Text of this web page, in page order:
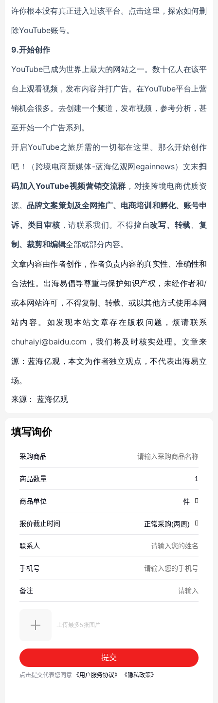
许你根本没有真正进入过该平台。点击这里，探索如何删
除YouTube账号。
9.开始创作
YouTube已成为世界上最大的网站之一。数十亿人在该平
台上观看视频，发布内容并打广告。在YouTube平台上营
销机会很多。去创建一个频道，发布视频，参考分析，甚
至开始一个广告系列。
开启YouTube之旅所需的一切都在这里。那么开始创作
吧！（跨境电商新媒体-蓝海亿观网egainnews）文末扫
码加入YouTube视频营销交流群 ，对接跨境电商优质资
源。品牌文案策划及全网推广、电商培训和孵化、账号申
诉、类目审核，请联系我们。不得擅自改写、转载、复
制、裁剪和编辑全部或部分内容。
文章内容由作者创作，作者负责内容的真实性、准确性和
合法性。出海易倡导尊重与保护知识产权，未经作者和/
或本网站许可，不得复制、转载、或以其他方式使用本网
站内容。如发现本站文章存在版权问题，烦请联系
chuhaiyi@baidu.com，我们将及时核实处理。文章来
源：蓝海亿观，本文为作者独立观点，不代表出海易立
场。
来源： 蓝海亿观
填写询价